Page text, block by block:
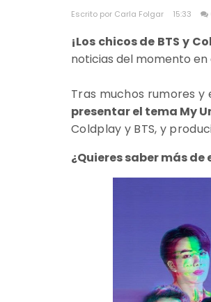
Escrito por Carla Folgar 15:33
¡Los chicos de BTS y
noticias del momento en
Tras muchos rumores y
presentar el tema My
Coldplay y BTS, y
¿Quieres saber más